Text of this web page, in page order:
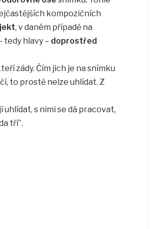
kompozičních
, v daném případě na
tedy hlavy – doprostřed
zády. Čím jich je na snímku
to prostě nelze uhlídat. Z
uhlídat, s nimi se dá pracovat,
tří”.